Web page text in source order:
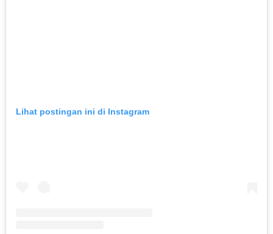
Lihat postingan ini di Instagram